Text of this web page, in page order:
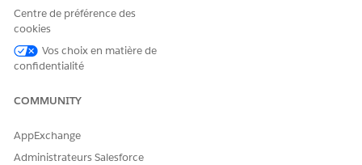
reconnecte au modèle référencé et reçoit
automatiquement les futures mises à jour. Vérifiez que
l'icône d'indicateur de remplacement n'est plus affichée.
Dites-nous ce que nous pouvons améliorer !
Centre de préférence des
cookies
Vos choix en matière de
confidentialité
COMMUNITY
AppExchange
Administrateurs Salesforce